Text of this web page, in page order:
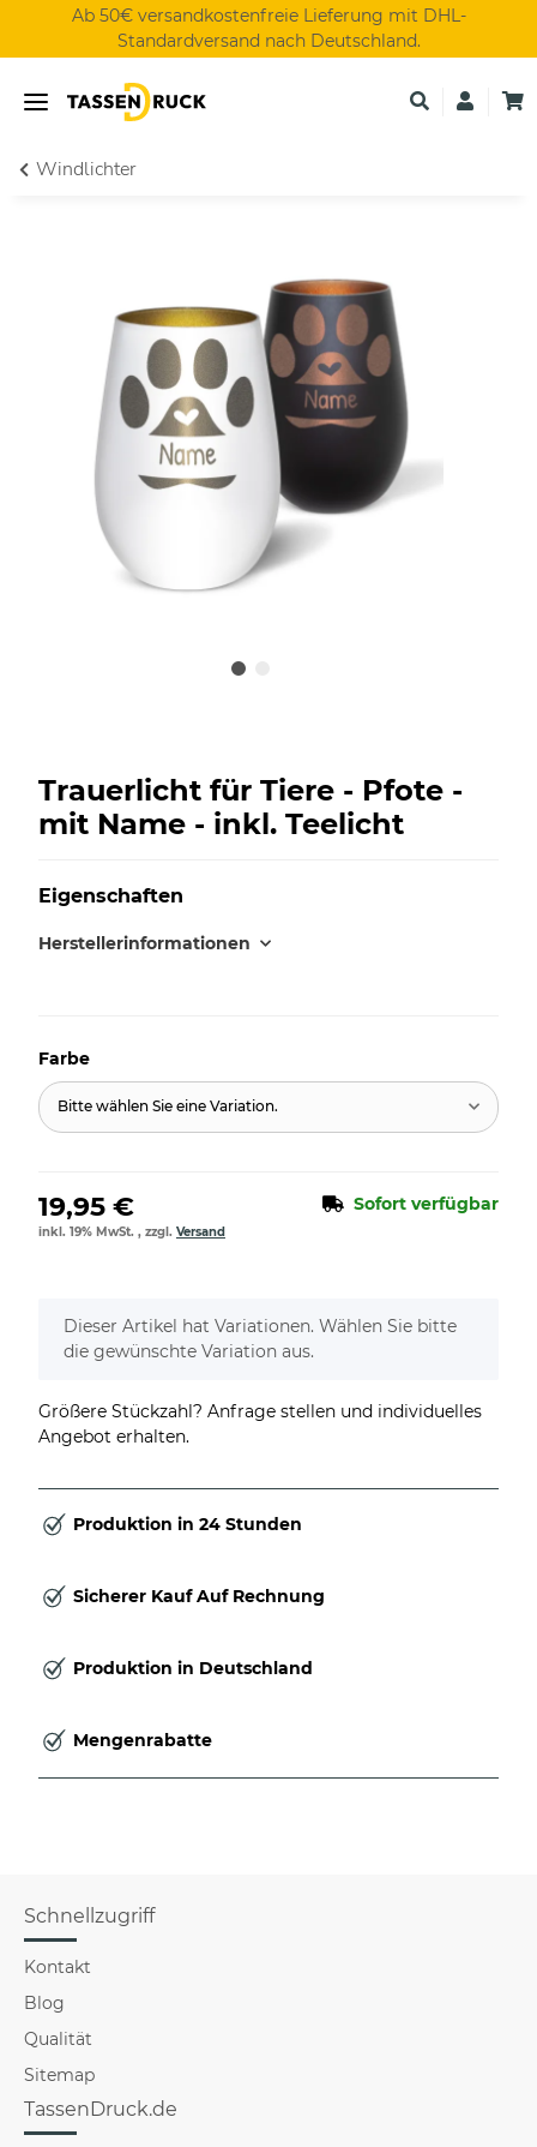
Ab 50€ versandkostenfreie Lieferung mit DHL-
Standardversand nach Deutschland.
Windlichter
Trauerlicht für Tiere - Pfote -
mit Name - inkl. Teelicht
Eigenschaften
Herstellerinformationen
Farbe
Bitte wählen Sie eine Variation.
19,95 € Sofort verfügbar
inkl. 19% MwSt. , zzgl. Versand
x
Dieser Artikel hat Variationen. Wählen Sie bitte
die gewünschte Variation aus.
Größere Stückzahl? Anfrage stellen und individuelles
Angebot erhalten.
Produktion in 24 Stunden
Sicherer Kauf Auf Rechnung
Produktion in Deutschland
Mengenrabatte
Schnellzugriff
Kontakt
Blog
Qualität
Sitemap
TassenDruck.de